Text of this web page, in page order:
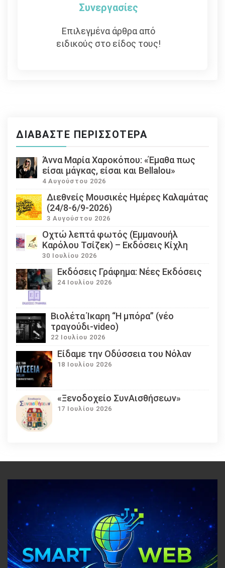
Συνεργασίες
Επιλεγμένα άρθρα από
ειδικούς στο είδος τους!
ΔΙΑΒΆΣΤΕ ΠΕΡΙΣΣΌΤΕΡΑ
Άννα Μαρία Χαροκόπου: «Έμαθα πως
είσαι μάγκας, είσαι και Bellalou»
4 Αυγούστου 2026
Διεθνείς Μουσικές Ημέρες Καλαμάτας
(24/8-6/9-2026)
3 Αυγούστου 2026
Οχτώ λεπτά φωτός (Εμμανουήλ
Καρόλου Τσίζεκ) – Εκδόσεις Κίχλη
30 Ιουλίου 2026
Εκδόσεις Γράφημα: Νέες Εκδόσεις
24 Ιουλίου 2026
Βιολέτα Ίκαρη “Η μπόρα” (νέο
τραγούδι-video)
22 Ιουλίου 2026
Eίδαμε την Οδύσσεια του Νόλαν
18 Ιουλίου 2026
«Ξενοδοχείο ΣυνΑισθήσεων»
17 Ιουλίου 2026